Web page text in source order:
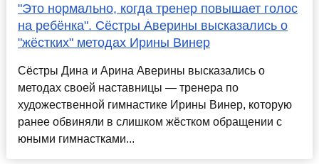
"Это нормально, когда тренер повышает голос
на ребёнка". Сёстры Аверины высказались о
"жёстких" методах Ирины Винер
Сёстры Дина и Арина Аверины высказались о
методах своей наставницы — тренера по
художественной гимнастике Ирины Винер, которую
ранее обвиняли в слишком жёстком обращении с
юными гимнастками...